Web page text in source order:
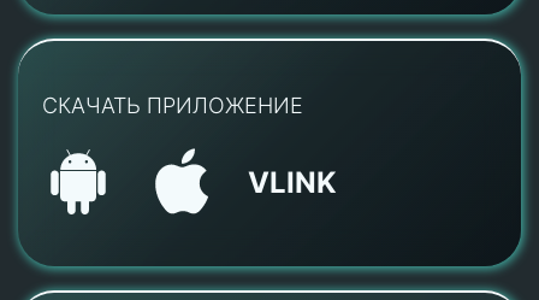
СКАЧАТЬ ПРИЛОЖЕНИЕ
VLINK